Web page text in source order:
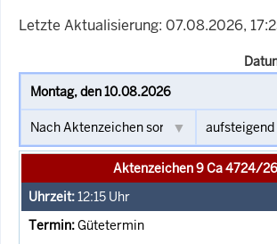
Letzte Aktualisierung: 07.08.2026,
Aktenzeichen 9 Ca 4724/26
12:15 Uhr
Gütetermin